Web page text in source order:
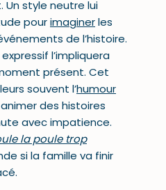
Un style neutre lui
pourimaginerles
de l’histoire.
l’impliquera
présent. Cet
souvent l’humour
des histoires
avec impatience.
la poule trop
si la famille va finir